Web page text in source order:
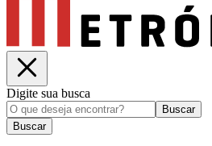
Digite sua busca
Buscar
Buscar